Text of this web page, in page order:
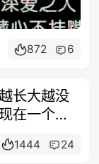
872 6
长大越没
在一个朋
1444 24